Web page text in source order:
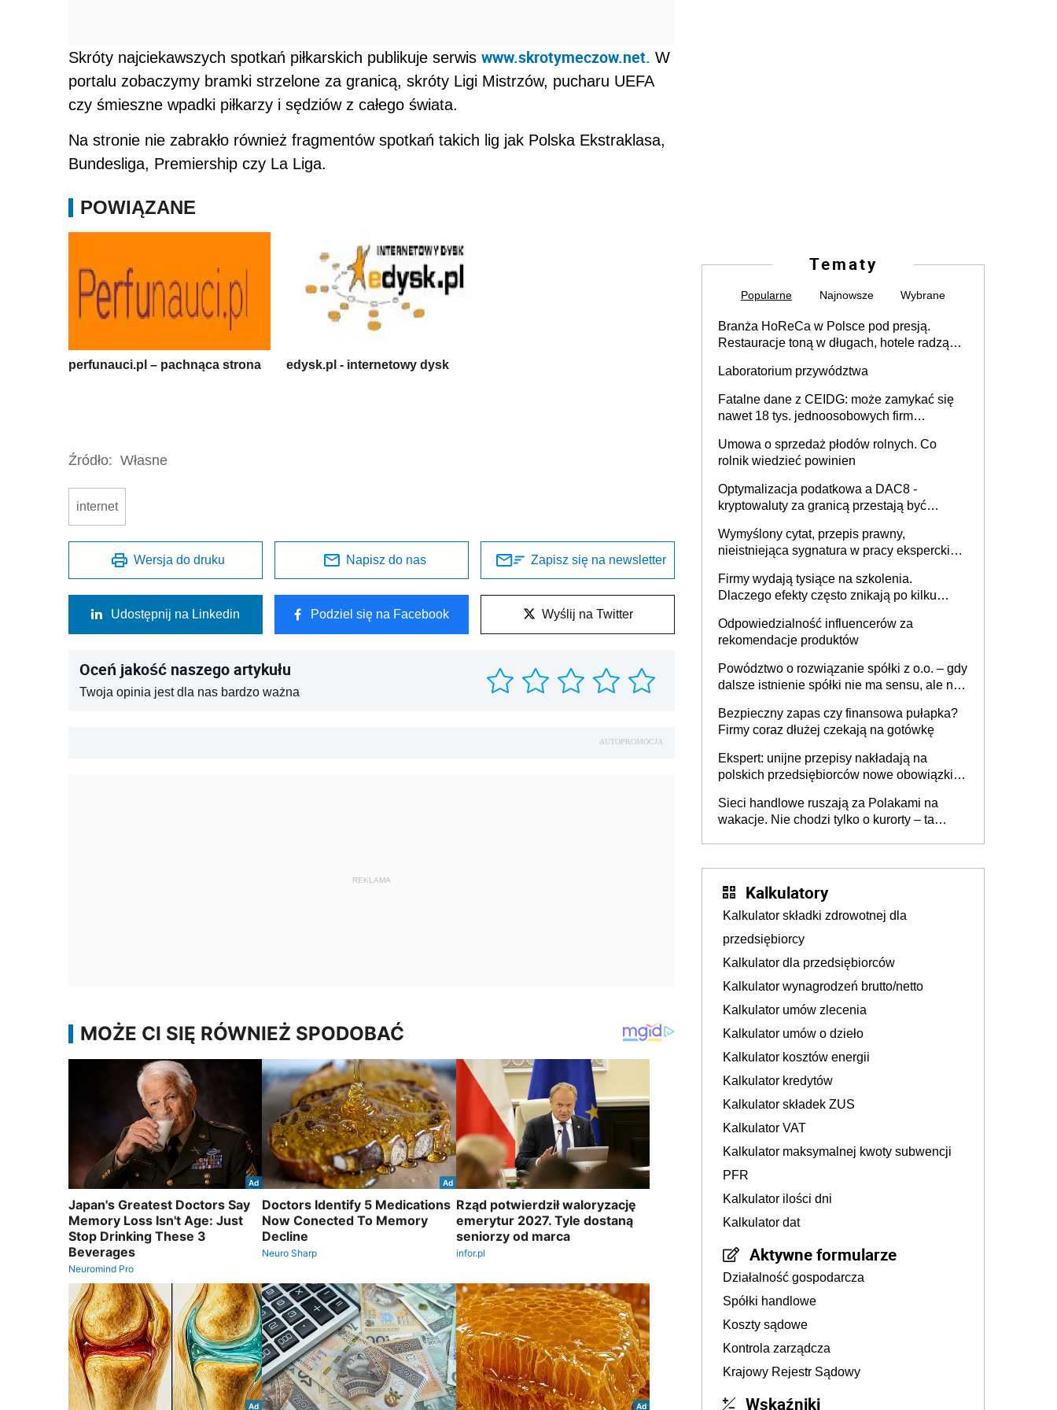
Skróty najciekawszych spotkań piłkarskich publikuje serwis www.skrotymeczow.net. W
portalu zobaczymy bramki strzelone za granicą, skróty Ligi Mistrzów, pucharu UEFA
czy śmieszne wpadki piłkarzy i sędziów z całego świata.
Na stronie nie zabrakło również fragmentów spotkań takich lig jak Polska Ekstraklasa,
Bundesliga, Premiership czy La Liga.
POWIĄZANE
perfunauci.pl – pachnąca strona edysk.pl - internetowy dysk
Źródło: Własne
internet
Wersja do druku Napisz do nas Zapisz się na newsletter
Udostępnij na Linkedin Podziel się na Facebook Wyślij na Twitter
Oceń jakość naszego artykułu
Twoja opinia jest dla nas bardzo ważna
AUTOPROMOCJA
REKLAMA
Tematy
Popularne Najnowsze Wybrane
Branża HoReCa w Polsce pod presją.
Restauracje toną w długach, hotele radzą
Laboratorium przywództwa
Fatalne dane z CEIDG: może zamykać się
nawet 18 tys. jednoosobowych firm
Umowa o sprzedaż płodów rolnych. Co
rolnik wiedzieć powinien
Optymalizacja podatkowa a DAC8 -
kryptowaluty za granicą przestają być
Wymyślony cytat, przepis prawny,
nieistniejąca sygnatura w pracy eksperckiej -
firmie
Firmy wydają tysiące na szkolenia.
Dlaczego efekty często znikają po kilku
Odpowiedzialność influencerów za
rekomendacje produktów
Powództwo o rozwiązanie spółki z o.o. – gdy
dalsze istnienie spółki nie ma sensu, ale nie
Bezpieczny zapas czy finansowa pułapka?
Firmy coraz dłużej czekają na gotówkę
Ekspert: unijne przepisy nakładają na
polskich przedsiębiorców nowe obowiązki w
Sieci handlowe ruszają za Polakami na
wakacje. Nie chodzi tylko o kurorty – ta
Kalkulatory
Kalkulator składki zdrowotnej dla
przedsiębiorcy
Kalkulator dla przedsiębiorców
Kalkulator wynagrodzeń brutto/netto
Kalkulator umów zlecenia
Kalkulator umów o dzieło
Kalkulator kosztów energii
Kalkulator kredytów
Kalkulator składek ZUS
Kalkulator VAT
Kalkulator maksymalnej kwoty subwencji
PFR
Kalkulator ilości dni
Kalkulator dat
Aktywne formularze
Działalność gospodarcza
Spółki handlowe
Koszty sądowe
Kontrola zarządcza
Krajowy Rejestr Sądowy
Wskaźniki